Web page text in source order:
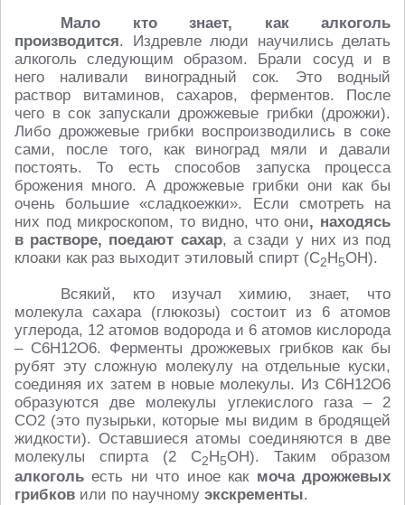
Мало кто знает,
как алкоголь
производится. Издревле люди научились делать
алкоголь следующим образом. Брали сосуд и в
него наливали виноградный сок. Это водный
раствор витаминов, сахаров, ферментов. После
чего в сок запускали дрожжевые грибки (дрожжи).
Либо дрожжевые грибки воспроизводились в соке
сами, после того, как виноград мяли и давали
постоять. То есть способов запуска процесса
брожения много. А дрожжевые грибки они как бы
очень большие «сладкоежки». Если смотреть на
них под микроскопом, то видно, что они, находясь
в растворе, поедают сахар, а сзади у них из под
клоаки как раз выходит этиловый спирт (C2 H5OH).
Всякий, кто изучал химию, знает, что
молекула сахара (глюкозы) состоит из 6 атомов
углерода, 12 атомов водорода и 6 атомов кислорода
– C6H12O6. Ферменты дрожжевых грибков как бы
рубят эту сложную молекулу на отдельные куски,
соединяя их затем в новые молекулы. Из C6H12O6
образуются две молекулы углекислого газа – 2
CO2 (это пузырьки, которые мы видим в бродящей
жидкости). Оставшиеся атомы соединяются в две
молекулы спирта (2 C2H5OH). Таким образом
алкогольесть ни что иное какмоча дрожжевых
грибков или по научному экскременты.